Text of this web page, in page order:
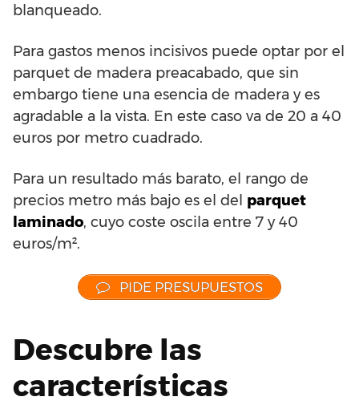
blanqueado.
Para gastos menos incisivos puede optar por el
parquet de madera preacabado, que sin
embargo tiene una esencia de madera y es
agradable a la vista. En este caso va de 20 a 40
euros por metro cuadrado.
Para un resultado más barato, el rango de
precios metro más bajo es el del parquet
laminado, cuyo coste oscila entre 7 y 40
euros/m².
PIDE PRESUPUESTOS
Descubre las
características